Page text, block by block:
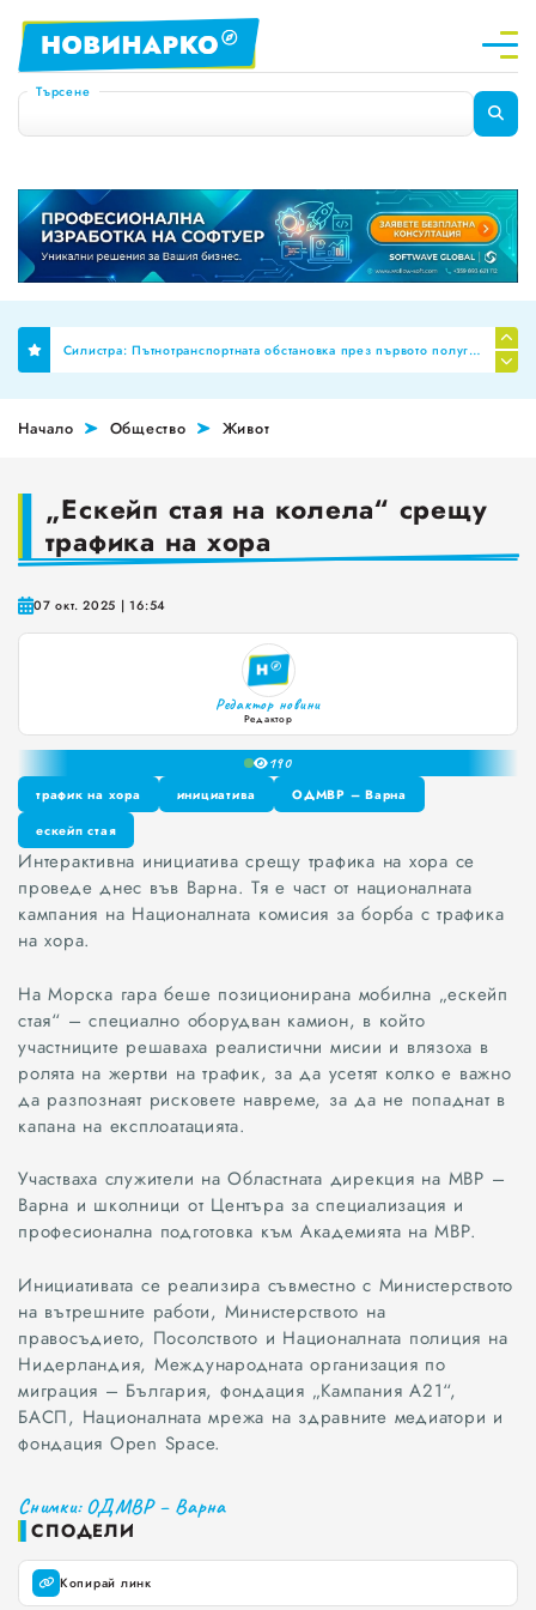
Търсене
Финално: Бюджет 2026 премахна механизма за МРЗ и автоматичното обвързване на заплатите в публичния сектор
Силистра: Пътнотранспортната обстановка през първото полугодие на 2026 г
Планиране на професионални паралелки за Шумен и Добрич
Как да постъпваме с близките, които не ни ценят
Начало Общество Живот
„Ескейп стая на колела“ срещу
трафика на хора
07 окт. 2025 | 16:54
Редактор новини
Редактор
190
2
4
5
6
9
трафик на хора
трафик на хора
инициатива
ОДМВР – Варна
ескейп стая
ескейп стая
Интерактивна инициатива срещу трафика на хора се
проведе днес във Варна. Тя е част от националната
кампания на Националната комисия за борба с трафика
на хора.
На Морска гара беше позиционирана мобилна „ескейп
стая“ – специално оборудван камион, в който
участниците решаваха реалистични мисии и влязоха в
ролята на жертви на трафик, за да усетят колко е важно
да разпознаят рисковете навреме, за да не попаднат в
капана на експлоатацията.
Участваха служители на Областната дирекция на МВР –
Варна и школници от Центъра за специализация и
професионална подготовка към Академията на МВР.
Инициативата се реализира съвместно с Министерството
на вътрешните работи, Министерството на
правосъдието, Посолството и Националната полиция на
Нидерландия, Международната организация по
миграция – България, фондация „Кампания А21“,
БАСП, Националната мрежа на здравните медиатори и
фондация Open Space.
Снимки: ОДМВР – Варна
СПОДЕЛИ
Копирай линк